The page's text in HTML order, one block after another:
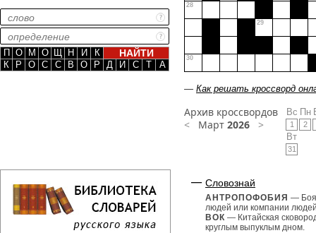
П О М О Щ Н И
К
К
Р О С С В О Р Д И С Т А
28
29
30
— Как решать кроссворд
Архив кроссвордов
< Март 2026 >
Вс
1
Пн
2
Вт
31
Словознай
АНТРОПОФОБИЯ —
людей или компании
ВОК — Китайская
круглым выпуклым дном.